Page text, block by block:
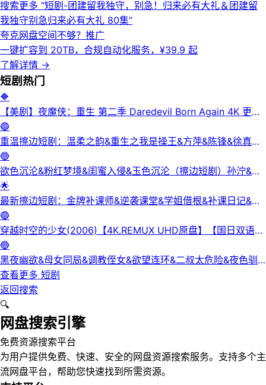
#leoziyuan #认亲当天我携三个儿子华丽归来 #短剧⬇️【评论区
可搜索】 | 🔍网盘专搜
悔哭，假千金是真玄学大佬 神算假千金，侯府高攀不起 王鼎 苏
芮莹·💾夸克网盘·📁 大小：1.0 GB🏷 标签：#侯府悔哭假千金是
真玄学大佬 #神算假千金侯府高攀不起 #短剧⬇️【评论区可搜
索】 | 🔍网盘专搜
📜介绍：2026年06月22日最新热门抖音快手百度番茄红果等付
费短剧推荐 / 每日同步更新！毕业十年，我在同学聚会惊艳全场
AI短剧·💾夸克网盘·📁 大小：290.3 MB🏷 标签：#毕业十年我
在同学聚会惊艳全场 #leoziyuan #短剧⬇️【评论区可搜索】 | 🔍
网盘专搜
搜索更多 “短剧-团建留我独守，别急！归来必有大礼＆团建留
我独守别急归来必有大礼 80集”
夸克网盘空间不够？ 推广
一键扩容到 20TB，合规自动化服务，¥39.9 起
了解详情 →
短剧 热门
🔶
【美剧】夜魔侠：重生 第二季 Daredevil Born Again 4K 更新
3集
🔵
重温擦边短剧：温柔之韵&重生之我是操王&方萍&陈锋&徐真真
&老刘又胖啦&刘倩宇
🔵
欲色沉沦&粉红梦境&闺蜜入侵&玉色沉沦（擦边短剧）孙泞&王
正洁
🌟
最新擦边短剧：金牌补课师&逆袭课堂&学姐借根&补课日记&身
下人&补习老师&学妹的第一课&课后有约（未删减版） 陈梓晴
🔵
穿越时空的少女(2006)【4K.REMUX UHD原盘】【国日双语】
【中文字幕】【爱情/科幻】
🔵
黑夜幽欲&母女同局&调教侄女&欲望连环&二叔太危险&夜色驯
服&黑夜欲牢（完整版）最新擦边短剧
查看更多 短剧
返回搜索
🔍
网盘搜索引擎
免费资源搜索平台
为用户提供免费、快速、安全的网盘资源搜索服务。支持多个主
流网盘平台，帮助您快速找到所需资源。